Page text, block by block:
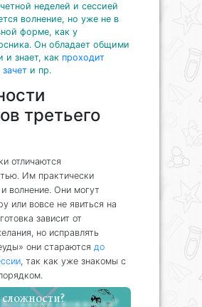
неделей и сессией
волнение, но уже не в
форме, как у
Он обладает общими
и знает, как проходит
и пр.
третьего
отличаются
Им практически
волнение. Они могут
или вовсе не явиться на
зависит от
но исправлять
они стараются до
, так как уже знакомы с